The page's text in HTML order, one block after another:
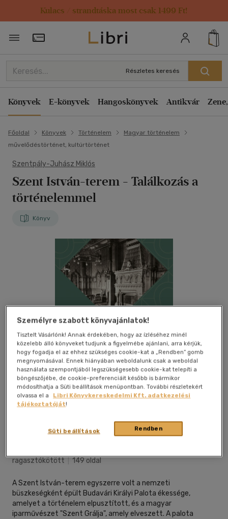
Kulacs / strandtáska most csak 1499 Ft!
Törzsvásárlói Kártya adatai
Részletes keresés
Könyvek E-könyvek Hangoskönyvek Antikvár
Főoldal Könyvek Történelem
Magyar történelem
művelődéstörténet, kultúrtörténet
Szentpály-Juhász Miklós
Szent István-terem - Találkozás a
történelemmel
Könyv
ragasztókötött
149 oldal
A Szent István-terem egyszerre volt a nemzeti
büszkeségként épült Budavári Királyi Palota ékessége,
amelyet a történelem elpusztított, és a magyar
iparművészet "Szent Grálja", amely elveszett. A palota
Személyre szabott könyvajánlatok!
Tisztelt Vásárlónk! Annak érdekében, hogy az ízléséhez minél
közelebb álló könyveket tudjunk a figyelmébe ajánlani, arra kérjük,
hogy fogadja el az ehhez szükséges cookie-kat a „Rendben” gomb
megnyomásával. Ennek hiányában weboldalunk csak a weboldal
használata szempontjából legszükségesebb cookie-kat telepíti a
böngészőjébe, de cookie-preferenciáit később is bármikor
módosíthatja a Süti beállítások menüpontban. További részletekért
olvassa el a
Libri Könyvkereskedelmi Kft. adatkezelési
tájékoztatóját!
Rendben
Süti beállítások